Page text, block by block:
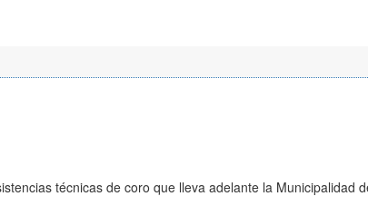
técnicas de coro que lleva adelante la Municipalidad